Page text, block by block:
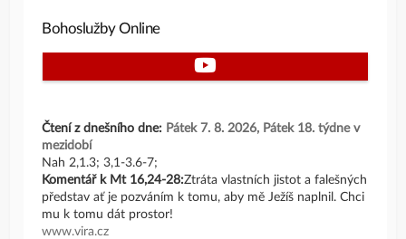
Bohoslužby Online
Čtení z dnešního dne: Pátek 7. 8. 2026, Pátek 18. týdne v
mezidobí
Nah 2,1.3; 3,1-3.6-7;
Komentář k Mt 16,24-28:Ztráta vlastních jistot a falešných
představ ať je pozváním k tomu, aby mě Ježíš naplnil. Chci
mu k tomu dát prostor!
www.vira.cz